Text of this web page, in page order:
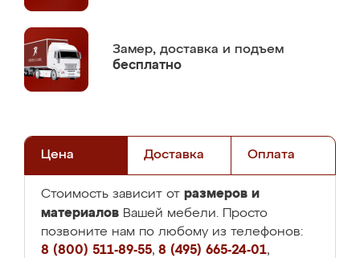
Замер, доставка и подъем
бесплатно
Цена Доставка Оплата
Стоимость зависит от размеров и
материалов Вашей мебели. Просто
позвоните нам по любому из телефонов:
8 (800) 511-89-55, 8 (495) 665-24-01,